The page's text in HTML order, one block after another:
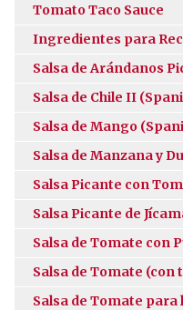
Tomato Taco Sauce
Ingredientes para
Salsa de Arándanos
Salsa de Chile II
Salsa de Mango
Salsa de Manzana y
Salsa Picante con
Salsa Picante de
Salsa de Tomate con
Salsa de Tomate
Salsa de Tomate para